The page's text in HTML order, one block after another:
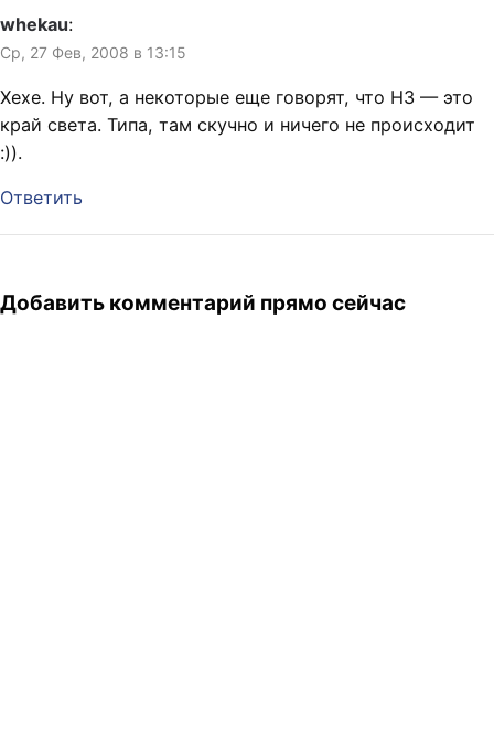
whekau:
Ср, 27 Фев, 2008 в 13:15
Хехе. Ну вот, а некоторые еще говорят, что НЗ — это
край света. Типа, там скучно и ничего не происходит
:)).
Ответить
Добавить комментарий прямо сейчас